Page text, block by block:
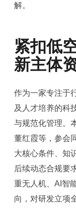
解。
紧扣低
新主体
作为一家专注于
及人才培养的科
与规范化管理。
董红霞等，参会
大核心条件、知
后续动态合规要
重无人机、AI智
向，对研发立项